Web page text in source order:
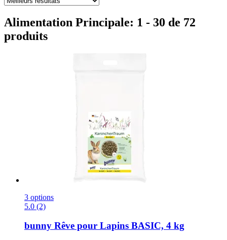
Alimentation Principale: 1 - 30 de 72
produits
3 options
5.0 (2)
bunny Rêve pour Lapins BASIC, 4 kg